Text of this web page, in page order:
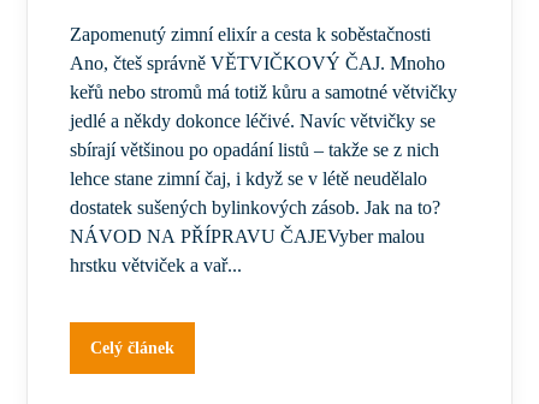
Zapomenutý zimní elixír a cesta k soběstačnosti
Ano, čteš správně VĚTVIČKOVÝ ČAJ. Mnoho
keřů nebo stromů má totiž kůru a samotné větvičky
jedlé a někdy dokonce léčivé. Navíc větvičky se
sbírají většinou po opadání listů – takže se z nich
lehce stane zimní čaj, i když se v létě neudělalo
dostatek sušených bylinkových zásob. Jak na to?
NÁVOD NA PŘÍPRAVU ČAJEVyber malou
hrstku větviček a vař...
Celý článek